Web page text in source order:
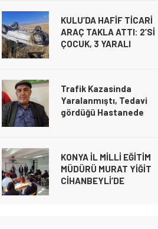
Gündem 20 Kasım 2024 21:49
YARALI
kimlikleri belli oldu!
Gündem
26 Şubat 2025 19:04
KULU’DA HAFİF TİCARİ
ARAÇ TAKLA ATTI: 2’Sİ
ÇOCUK, 3 YARALI
Trafik Kazasinda
Yaralanmıştı, Tedavi
gördüğü Hastanede
16 Kasım 2024 00:23
KONYA İL MİLLİ EĞİTİM
MÜDÜRÜ MURAT YİĞİT
CİHANBEYLİ’DE